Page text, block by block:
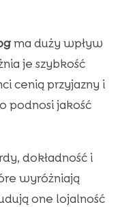
ma duży wpływ
je szybkość
cenią przyjazny i
podnosi jakość
dokładność i
wyróżniają
one lojalność